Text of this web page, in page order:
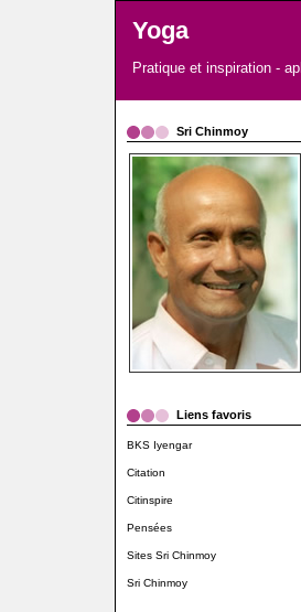
Yoga
Pratique et inspiration -
Sri Chinmoy
Liens favoris
BKS Iyengar
Citation
Citinspire
Pensées
Sites Sri Chinmoy
Sri Chinmoy